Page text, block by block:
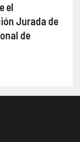
el
Jurada de
de